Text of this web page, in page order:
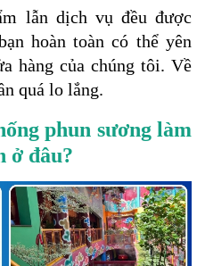
lẫn dịch vụ đều được
hoàn toàn có thể yên
hàng của chúng tôi. Về
quá lo lắng.
phun sương làm
ở đâu?